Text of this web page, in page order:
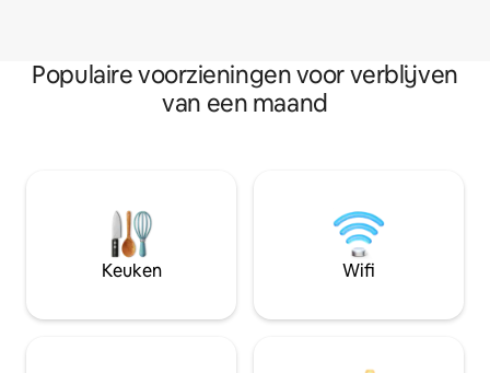
Populaire voorzieningen voor verblijven
van een maand
Keuken Wifi